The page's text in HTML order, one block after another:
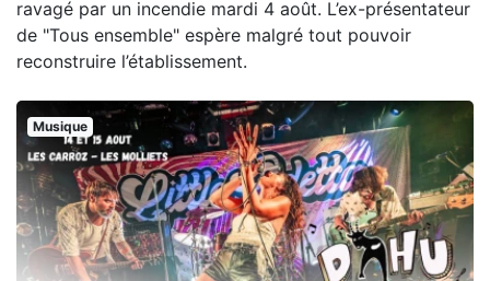
ravagé par un incendie mardi 4 août. L’ex-présentateur
de "Tous ensemble" espère malgré tout pouvoir
reconstruire l’établissement.
Musique